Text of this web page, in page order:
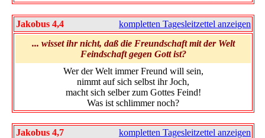
Jakobus 4,4
kompletten Tagesleitzettel anzeigen
... wisset ihr nicht, daß die Freundschaft mit der Welt
Feindschaft gegen Gott ist?
Wer der Welt immer Freund will sein,
nimmt auf sich selbst ihr Joch,
macht sich selber zum Gottes Feind!
Was ist schlimmer noch?
Jakobus 4,7
kompletten Tagesleitzettel anzeigen